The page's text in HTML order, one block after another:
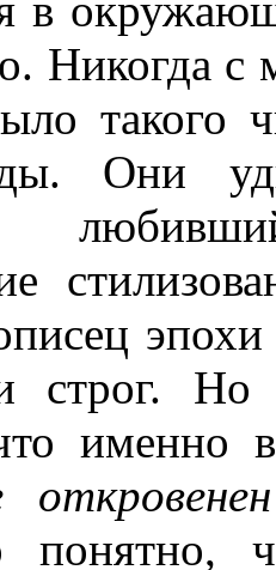
Никогда с
такого
Они
эпохи
строг. Но
именно
понятно,